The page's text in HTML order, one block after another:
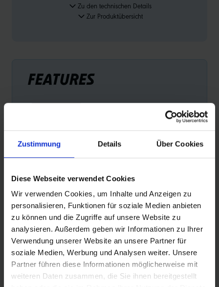
Zustimmung Details Über Cookies
Diese Webseite verwendet Cookies
Wir verwenden Cookies, um Inhalte und Anzeigen zu
personalisieren, Funktionen für soziale Medien anbieten
zu können und die Zugriffe auf unsere Website zu
analysieren. Außerdem geben wir Informationen zu Ihrer
Verwendung unserer Website an unsere Partner für
soziale Medien, Werbung und Analysen weiter. Unsere
Partner führen diese Informationen möglicherweise mit
weiteren Daten zusammen, die Sie ihnen bereitgestellt
Zu den technischen Details
Zur Produktübersicht
FEATURES
Die umweltfreundlichste Gummimischung bei
gleichbleibender Performance. Enthält u. a. recycelten
Industrieruß ausgebrauchten Fahrradreifen + 100%
Naturkautschuk.